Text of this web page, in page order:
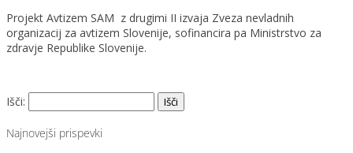
Projekt Avtizem SAM z drugimi II izvaja Zveza nevladnih
organizacij za avtizem Slovenije, sofinancira pa Ministrstvo za
zdravje Republike Slovenije.
Išči:
Najnovejši prispevki